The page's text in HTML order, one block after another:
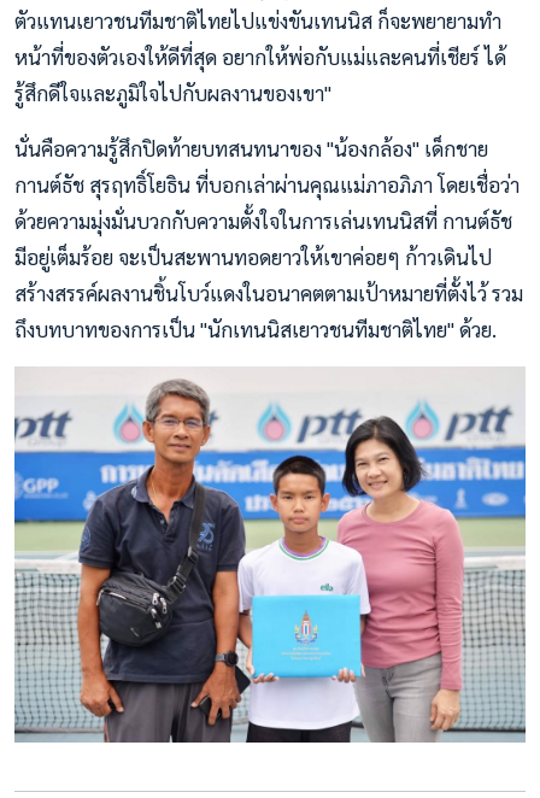
ตัวแทนเยาวชนทีมชาติไทยไปแข่งขันเทนนิส ก็จะพยายามทำ
หน้าที่ของตัวเองให้ดีที่สุด อยากให้พ่อกับแม่และคนที่เชียร์ ได้
รู้สึกดีใจและภูมิใจไปกับผลงานของเขา"
นั่นคือความรู้สึกปิดท้ายบทสนทนาของ "น้องกล้อง" เด็กชาย
กานต์ธัช สุรฤทธิ์โยธิน ที่บอกเล่าผ่านคุณแม่ภาอภิภา โดยเชื่อว่า
ด้วยความมุ่งมั่นบวกกับความตั้งใจในการเล่นเทนนิสที่ กานต์ธัช
มีอยู่เต็มร้อย จะเป็นสะพานทอดยาวให้เขาค่อยๆ ก้าวเดินไป
สร้างสรรค์ผลงานชิ้นโบว์แดงในอนาคตตามเป้าหมายที่ตั้งไว้ รวม
ถึงบทบาทของการเป็น "นักเทนนิสเยาวชนทีมชาติไทย" ด้วย.